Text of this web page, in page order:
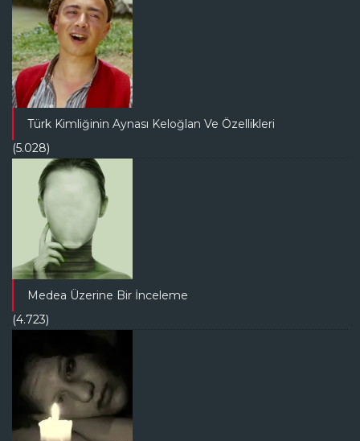
Türk Kimliğinin Aynası Keloğlan Ve Özellikleri
(5.028)
Medea Üzerine Bir İnceleme
(4.723)